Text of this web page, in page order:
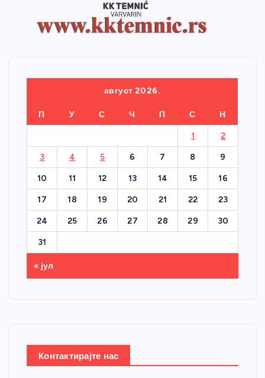
август 2026.
П У С Ч П С Н
1 2
3 4 5 6 7 8 9
10 11 12 13 14 15 16
17 18 19 20 21 22 23
24 25 26 27 28 29 30
31
« јул
Контактирајте нас